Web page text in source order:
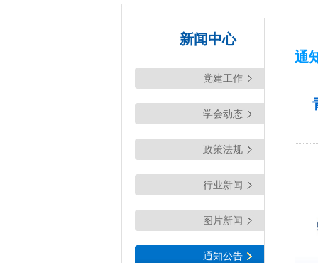
新闻中心
党建工作
学会动态
政策法规
行业新闻
图片新闻
通知公告
通